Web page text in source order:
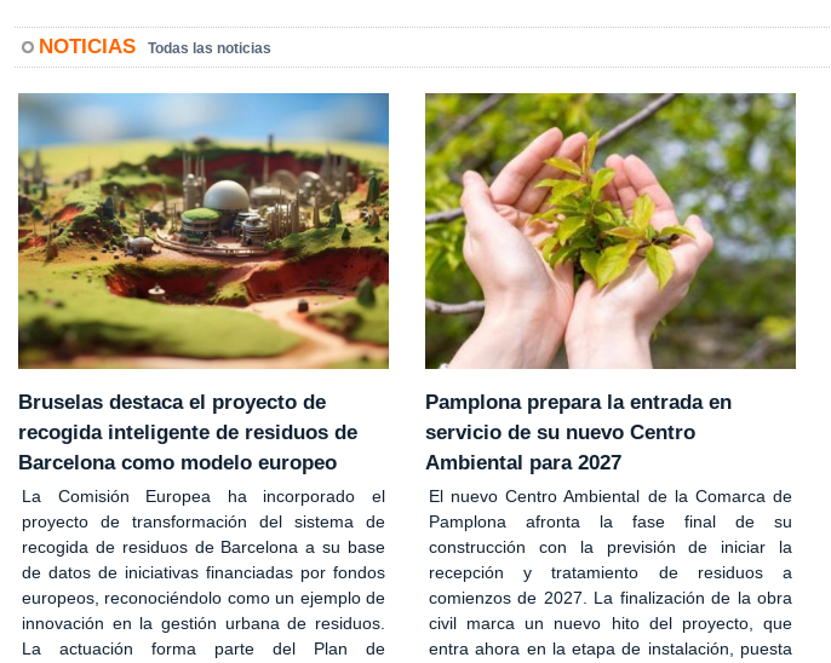
NOTICIAS Todas las noticias
Bruselas destaca el proyecto de
recogida inteligente de residuos de
Barcelona como modelo europeo
La Comisión Europea ha incorporado el
proyecto de transformación del sistema de
recogida de residuos de Barcelona a su base
de datos de iniciativas financiadas por fondos
europeos, reconociéndolo como un ejemplo de
innovación en la gestión urbana de residuos.
La actuación forma parte del Plan de
Pamplona prepara la entrada en
servicio de su nuevo Centro
Ambiental para 2027
El nuevo Centro Ambiental de la Comarca de
Pamplona afronta la fase final de su
construcción con la previsión de iniciar la
recepción y tratamiento de residuos a
comienzos de 2027. La finalización de la obra
civil marca un nuevo hito del proyecto, que
entra ahora en la etapa de instalación, puesta